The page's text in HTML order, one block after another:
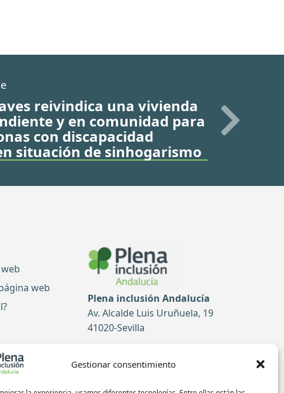
Gestionar consentimiento
reivindica una vivienda
y en comunidad para
con discapacidad
situación de sinhogarismo
web
Plena inclusión Andalucía
Av. Alcalde Luis Uruñuela, 19
41020-Sevilla
Tel: 954 52 51 99
Contacto